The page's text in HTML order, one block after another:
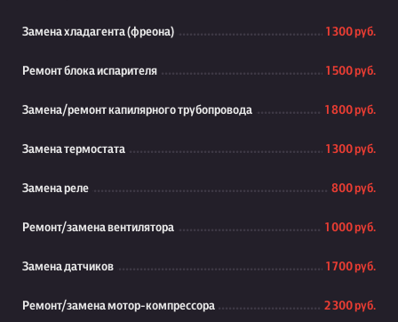
Замена хладагента (фреона) 1 300 руб.
Ремонт блока испарителя 1 500 руб.
Замена/ремонт капилярного трубопровода 1 800 руб.
Замена термостата 1 300 руб.
Замена реле 800 руб.
Ремонт/замена вентилятора 1 000 руб.
Замена датчиков 1 700 руб.
Ремонт/замена мотор-компрессора 2 300 руб.